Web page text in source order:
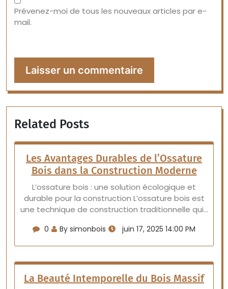
Prévenez-moi de tous les nouveaux articles par e-
mail.
Related Posts
Les Avantages Durables de l’Ossature
Bois dans la Construction Moderne
L’ossature bois : une solution écologique et
durable pour la construction L’ossature bois est
une technique de construction traditionnelle qui…
0 By simonbois juin 17, 2025 14:00 PM
La Beauté Intemporelle du Bois Massif